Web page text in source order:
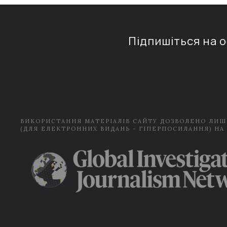
Підпишіться на
ВИКОРИСТАННЯ МАТЕРІАЛІВ САЙТУ ДОЗВОЛЕНО
(ДЛЯ ЕЛЕКТРОННИХ ВИДАНЬ - ГІПЕРПОСИЛАННЯ) НА